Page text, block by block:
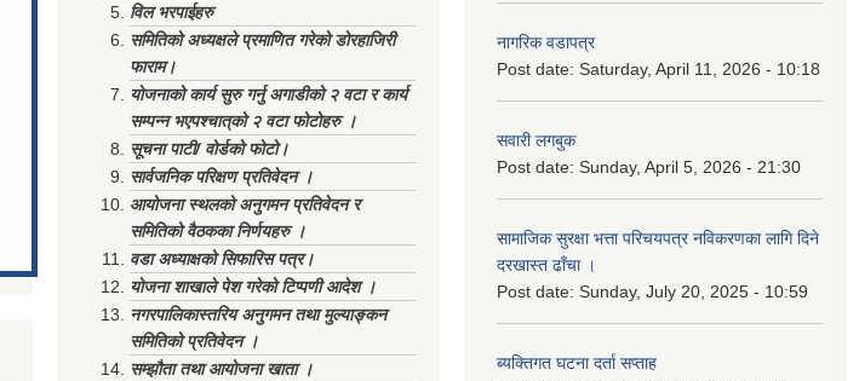
विल भरपाईहरु
समितिको अध्यक्षले प्रमाणित गरेको डोरहाजिरी
फाराम।
योजनाको कार्य सुरु गर्नु अगाडीको २ वटा र कार्य
सम्पन्न भएपश्चात्‌को २ वटा फोटोहरु ।
सूचना पाटी/ वोर्डको फोटो।
सार्वजनिक परिक्षण प्रतिवेदन ।
आयोजना स्थलको अनुगमन प्रतिवेदन र
समितिको वैठकका निर्णयहरु ।
वडा अध्याक्षको सिफारिस पत्र।
योजना शाखाले पेश गरेको टिप्पणी आदेश ।
नगरपालिकास्तरिय अनुगमन तथा मुल्याङ्कन
समितिको प्रतिवेदन ।
सम्झौता तथा आयोजना खाता ।
नागरिक वडापत्र
Post date: Saturday, April 11, 2026 - 10:18
सवारी लगबुक
Post date: Sunday, April 5, 2026 - 21:30
सामाजिक सुरक्षा भत्ता परिचयपत्र नविकरणका लागि दिने
दरखास्त ढाँचा ।
Post date: Sunday, July 20, 2025 - 10:59
ब्यक्तिगत घटना दर्ता सप्ताह